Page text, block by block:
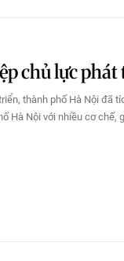
chủ lực
thành phố Hà Nội đã
Hà Nội với nhiều cơ chế,